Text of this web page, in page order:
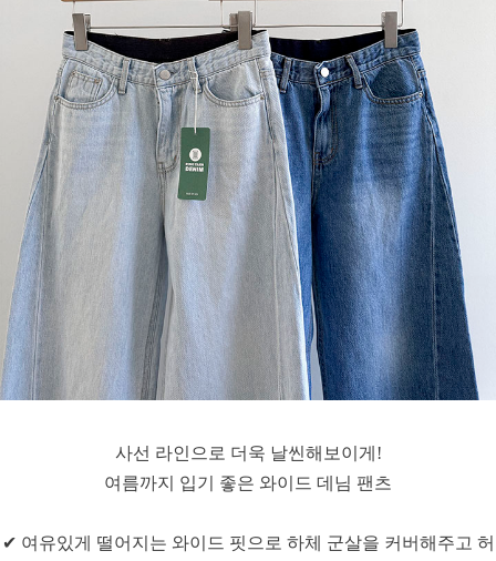
사선 라인으로 더욱 날씬해보이게!
여름까지 입기 좋은 와이드 데님 팬츠
✔ 여유있게 떨어지는 와이드 핏으로 하체 군살을 커버해주고 허